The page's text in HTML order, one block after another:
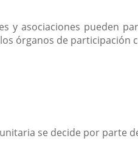
y asociaciones pueden
órganos de participación
se decide por parte